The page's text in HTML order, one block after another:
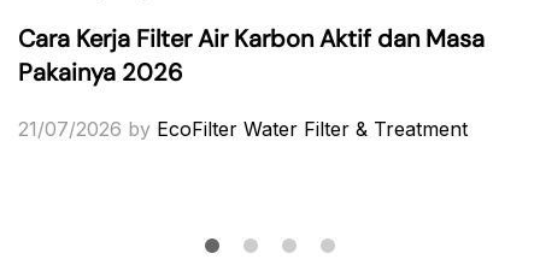
Cara Kerja Filter Air Karbon Aktif dan Masa
Pakainya 2026
21/07/2026 by EcoFilter Water Filter & Treatment